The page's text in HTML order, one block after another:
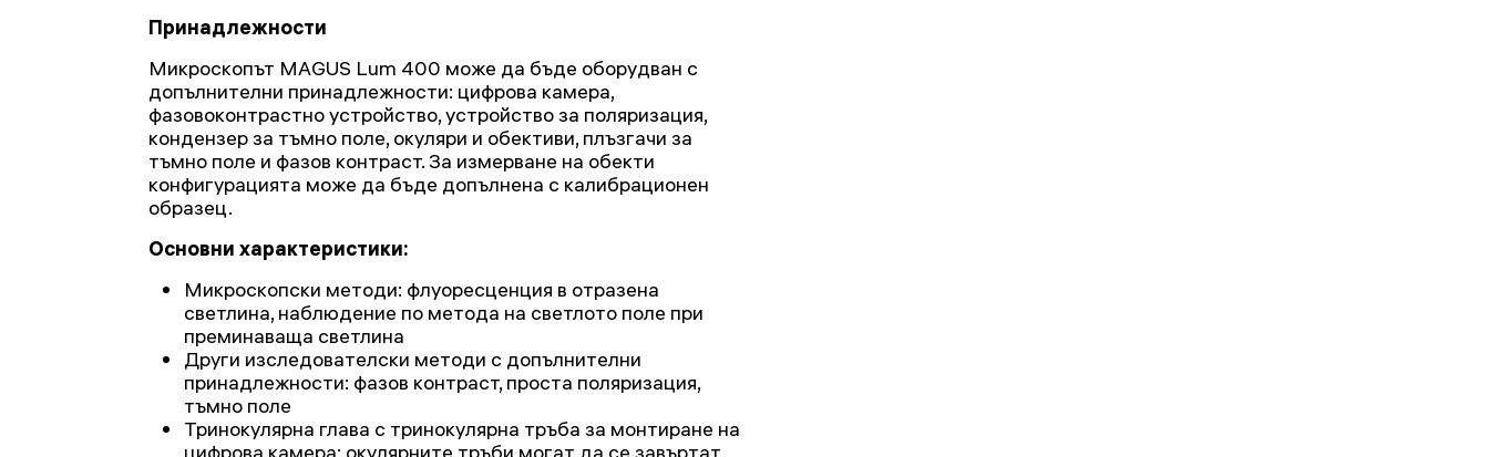
Принадлежности
Микроскопът MAGUS Lum 400 може да бъде оборудван с
допълнителни принадлежности: цифрова камера,
фазовоконтрастно устройство, устройство за поляризация,
кондензер за тъмно поле, окуляри и обективи, плъзгачи за
тъмно поле и фазов контраст. За измерване на обекти
конфигурацията може да бъде допълнена с калибрационен
образец.
Основни характеристики:
Микроскопски методи: флуоресценция в отразена
светлина, наблюдение по метода на светлото поле при
преминаваща светлина
Други изследователски методи с допълнителни
принадлежности: фазов контраст, проста поляризация,
тъмно поле
Тринокулярна глава с тринокулярна тръба за монтиране на